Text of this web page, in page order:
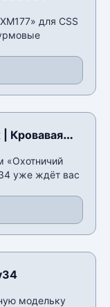
для CSS
Кровавая
«Охотничий
уже ждёт вас
модельку